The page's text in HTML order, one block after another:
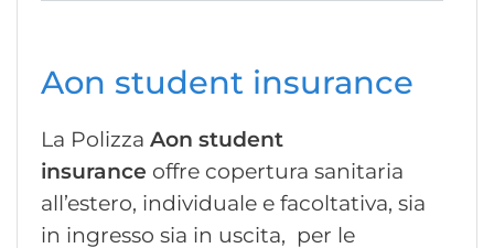
Aon student insurance
La Polizza Aon student
insurance offre copertura sanitaria
all’estero, individuale e facoltativa, sia
in ingresso sia in uscita, per le